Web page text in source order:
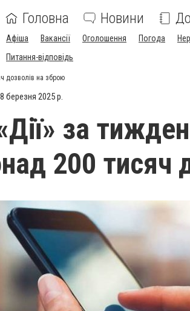
Головна Новини
Афіша Вакансії Оголошення Погода
Питання-відповідь
дозволів на зброю
березня 2025 р.
за
200 тисяч